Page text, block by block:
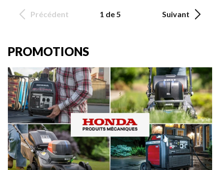
Précédent 1 de 5 Suivant
PROMOTIONS